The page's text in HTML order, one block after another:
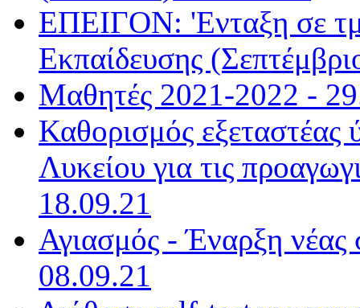
ΕΠΕΙΓΟΝ: 'Ενταξη σε
Εκπαίδευσης
Μαθητές 2021-2022 -
Καθορισμός
Λυκείου για τις
18.09.21
Αγιασμός - Έναρξη νέας
08.09.21